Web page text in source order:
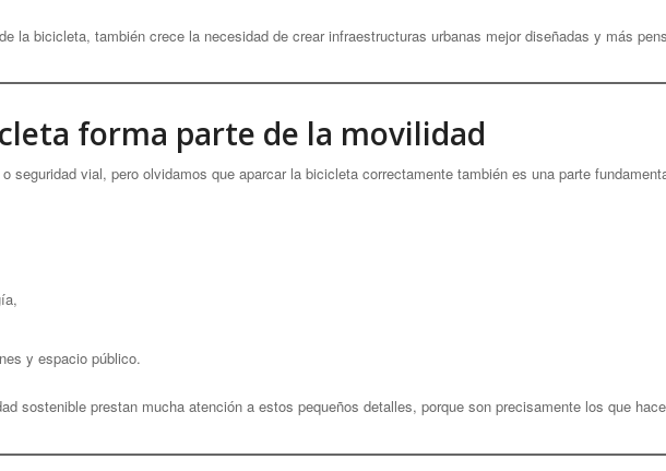
la bicicleta, también crece la necesidad de crear infraestructuras urbanas mejor diseñadas y más
forma parte de la movilidad
seguridad vial, pero olvidamos que aparcar la bicicleta correctamente también es una parte
y espacio público.
sostenible prestan mucha atención a estos pequeños detalles, porque son precisamente los que